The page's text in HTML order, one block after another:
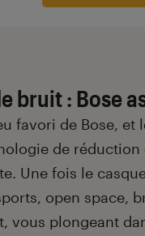
bruit : Bose
favori de Bose,
de
Une fois le
open space,
vous plongeant